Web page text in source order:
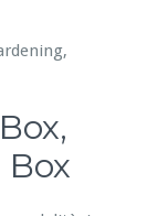
Box